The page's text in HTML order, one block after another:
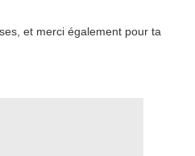
et merci également pour ta